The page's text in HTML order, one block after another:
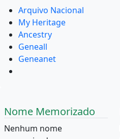
Arquivo Nacional
My Heritage
Ancestry
Geneall
Geneanet
Nome Memorizado
Nenhum nome